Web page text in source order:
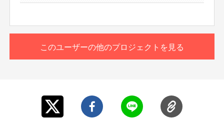
このユーザーの他のプロジェクトを見る